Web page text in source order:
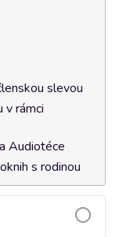
slevou
rámci
Audiotéce
s rodinou